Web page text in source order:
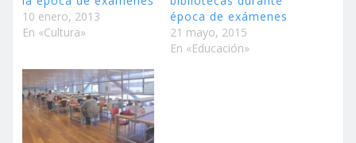
10 enero, 2013
En «Cultura»
época de exámenes
21 mayo, 2015
En «Educación»